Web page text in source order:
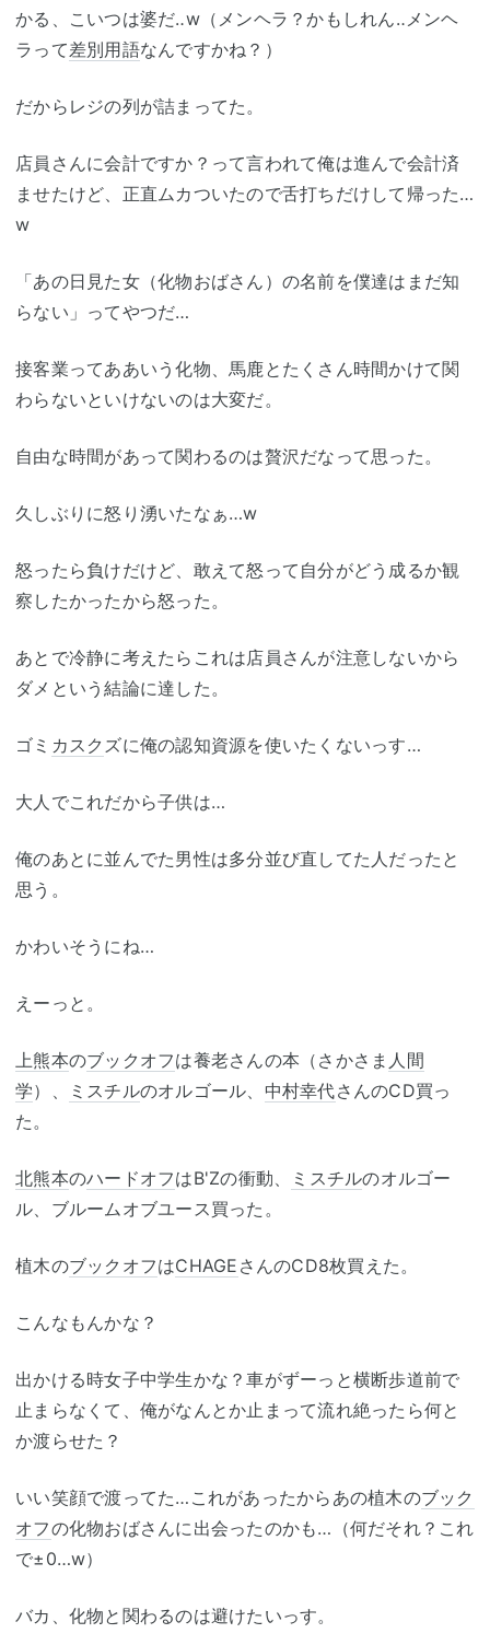
かる、こいつは婆だ‥w（メンヘラ？かもしれん‥メンヘ
ラって差別用語なんですかね？）
だからレジの列が詰まってた。
店員さんに会計ですか？って言われて俺は進んで会計済
ませたけど、正直ムカついたので舌打ちだけして帰った…
w
「あの日見た女（化物おばさん）の名前を僕達はまだ知
らない」ってやつだ…
接客業ってああいう化物、馬鹿とたくさん時間かけて関
わらないといけないのは大変だ。
自由な時間があって関わるのは贅沢だなって思った。
久しぶりに怒り湧いたなぁ…w
怒ったら負けだけど、敢えて怒って自分がどう成るか観
察したかったから怒った。
あとで冷静に考えたらこれは店員さんが注意しないから
ダメという結論に達した。
ゴミ カスク ズに俺の認知資源を使いたくないっす…
大人でこれだから子供は…
俺のあとに並んでた男性は多分並び直してた人だったと
思う。
かわいそうにね…
えーっと。
上熊本のブックオフは養老さんの本（さかさま 人間
学）、 ミスチルのオルゴール、 中村幸代さんのCD買っ
た。
北熊本のハードオフはB'Zの衝動、 ミスチルのオルゴー
ル、ブルームオブユース買った。
植木のブックオフはCHAGE さんのCD8枚買えた。
こんなもんかな？
出かける時女子中学生かな？車がずーっと横断歩道前で
止まらなくて、俺がなんとか止まって流れ絶ったら何と
か渡らせた？
いい笑顔で渡ってた…これがあったからあの植木のブック
オフの化物おばさんに出会ったのかも…（何だそれ？これ
で±0…w）
バカ、化物と関わるのは避けたいっす。